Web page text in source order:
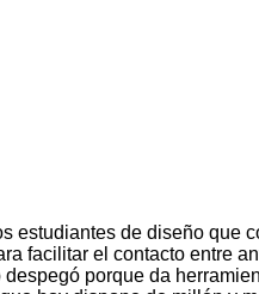
estudiantes de diseño que
facilitar el contacto entre
porque da